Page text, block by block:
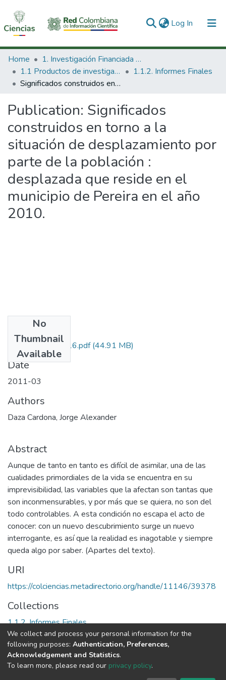
Log In (current)
Communities & Collections
All of DSpace
Home
1. Investigación Financiada con Recursos Públicos
1.1 Productos de investigación
1.1.2. Informes Finales
Significados construidos en torno a la situación de desplazamiento por parte de la población : desplazada que reside en el municipio de Pereira en el año 2010.
Publication: Significados
construidos en torno a la
situación de desplazamiento por
parte de la población :
desplazada que reside en el
municipio de Pereira en el año
2010.
No
Thumbnail
Available
111049326116.pdf(44.91 MB)
Date
2011-03
Authors
Daza Cardona, Jorge Alexander
Abstract
Aunque de tanto en tanto es difícil de asimilar, una de las
cualidades primordiales de la vida se encuentra en su
imprevisibilidad, las variables que la afectan son tantas que
son inconmensurables, y por más que se quiera, no son del
todo controlables. A esta condición no escapa el acto de
conocer: con un nuevo descubrimiento surge un nuevo
interrogante, es así que la realidad es inagotable y siempre
queda algo por saber. (Apartes del texto).
URI
https://colciencias.metadirectorio.org/handle/11146/39378
Collections
1.1.2. Informes Finales
Full item page
DSpace software copyright © 2002-2026
We collect and process your personal information for the
following purposes: Authentication, Preferences,
Acknowledgement and Statistics.
To learn more, please read our privacy policy.